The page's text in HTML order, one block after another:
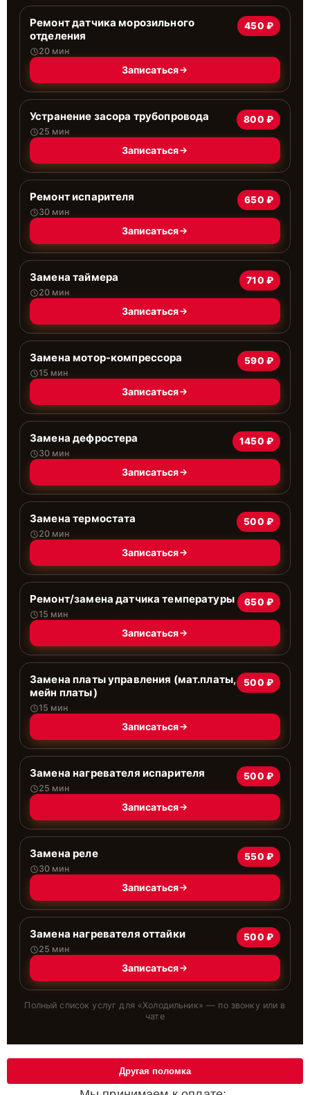
Ремонт датчика морозильного
отделения
20 мин
450 ₽
Записаться
Устранение засора трубопровода
25 мин
800 ₽
Записаться
Ремонт испарителя
30 мин
650 ₽
Записаться
Замена таймера
20 мин
710 ₽
Записаться
Замена мотор-компрессора
15 мин
590 ₽
Записаться
Замена дефростера
30 мин
1450 ₽
Записаться
Замена термостата
20 мин
500 ₽
Записаться
Ремонт/замена датчика температуры
15 мин
650 ₽
Записаться
Замена платы управления (мат.платы,
мейн платы)
15 мин
500 ₽
Записаться
Замена нагревателя испарителя
25 мин
500 ₽
Записаться
Замена реле
30 мин
550 ₽
Записаться
Замена нагревателя оттайки
25 мин
500 ₽
Записаться
Полный список услуг для «Холодильник» — по звонку или в
чате
Другая поломка